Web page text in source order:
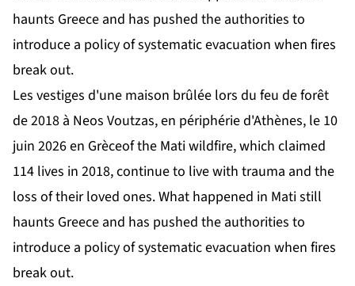
Les vestiges d'une maison brûlée lors du feu de forêt
de 2018 à Neos Voutzas, en périphérie d'Athènes, le 10
juin 2026 en Grèceof the Mati wildfire, which claimed
114 lives in 2018, continue to live with trauma and the
loss of their loved ones. What happened in Mati still
haunts Greece and has pushed the authorities to
introduce a policy of systematic evacuation when fires
break out.